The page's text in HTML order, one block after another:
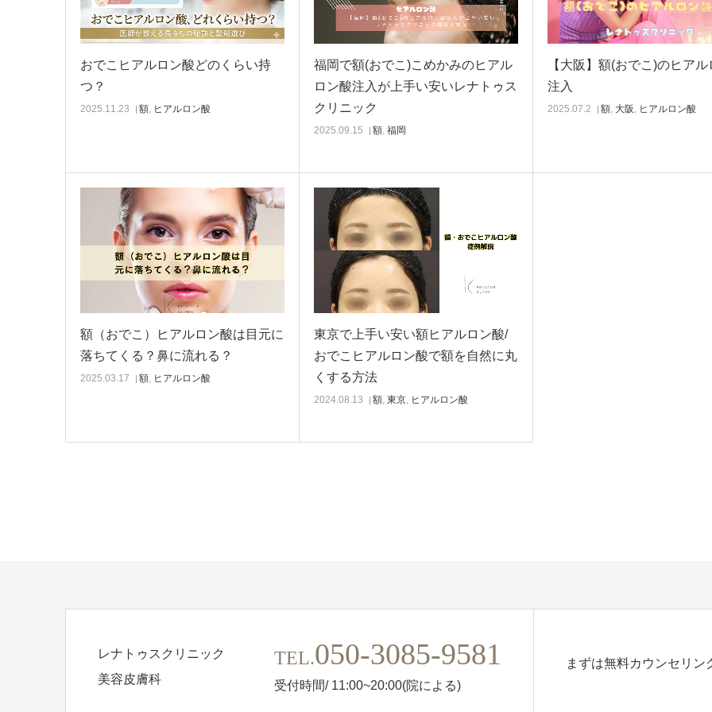
おでこヒアルロン酸どのくらい持
つ？
2025.11.23 額, ヒアルロン酸
福岡で額(おでこ)こめかみのヒアル
ロン酸注入が上手い安いレナトゥス
クリニック
2025.09.15 額, 福岡
【大阪】額(おでこ)のヒアル
注入
2025.07.2 額, 大阪 , ヒアルロン酸
額（おでこ）ヒアルロン酸は目元に
落ちてくる？鼻に流れる？
2025.03.17 額, ヒアルロン酸
東京で上手い安い額ヒアルロン酸/
おでこヒアルロン酸で額を自然に丸
くする方法
2024.08.13 額, 東京, ヒアルロン酸
レナトゥスクリニック
美容皮膚科
TEL.050-3085-9581
受付時間/ 11:00~20:00(院による)
まずは無料カウンセリン